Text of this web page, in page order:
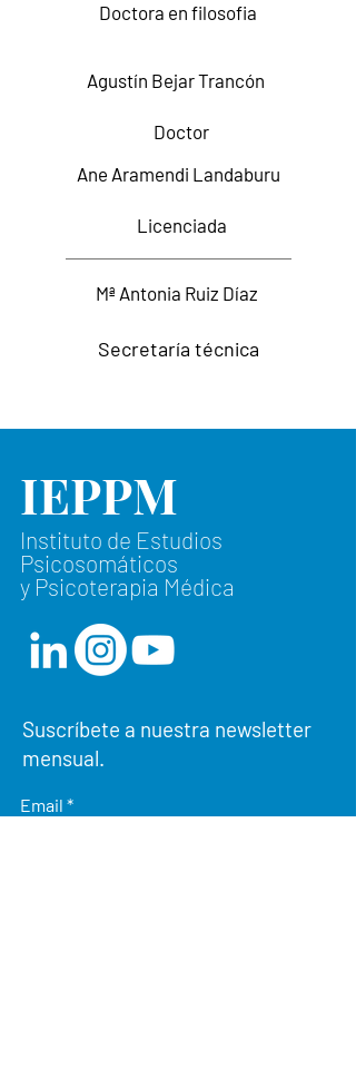
Doctora en filosofia
Agustín Bejar Trancón
Doctor
Ane Aramendi Landaburu
Licenciada
Mª Antonia Ruiz Díaz
Secretaría técnica
Instituto de Estudios
Psicosomáticos
y Psicoterapia Médica
IEPPM
Suscríbete a nuestra newsletter
mensual.
Email